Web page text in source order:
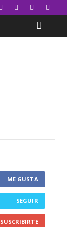
ME GUSTA
SEGUIR
SUSCRIBIRTE